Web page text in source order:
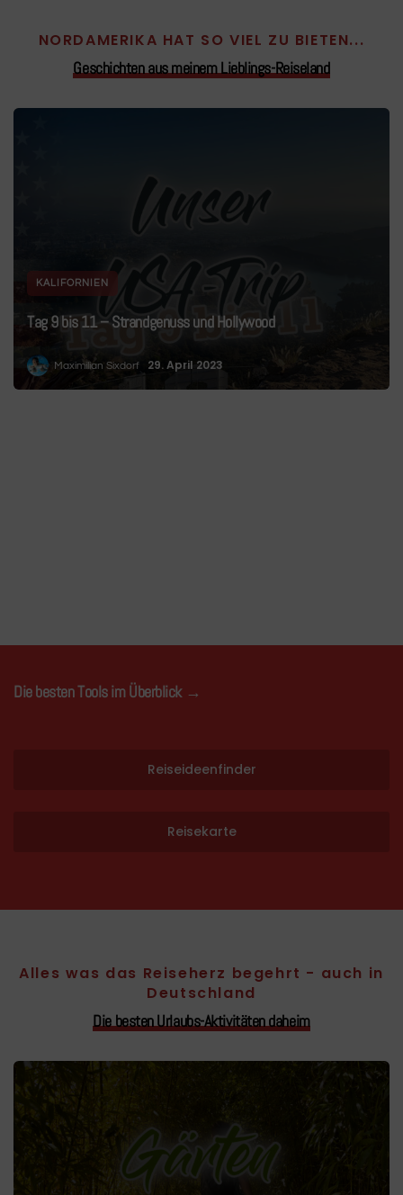
NORDAMERIKA HAT SO VIEL ZU BIETEN...
Geschichten aus meinem Lieblings-Reiseland
KALIFORNIEN
Tag 9 bis 11 – Strandgenuss und Hollywood
Maximilian Sixdorf 29. April 2023
Die besten Tools im Überblick →
Reiseideenfinder
Reisekarte
Alles was das Reiseherz begehrt - auch in
Deutschland
Die besten Urlaubs-Aktivitäten daheim